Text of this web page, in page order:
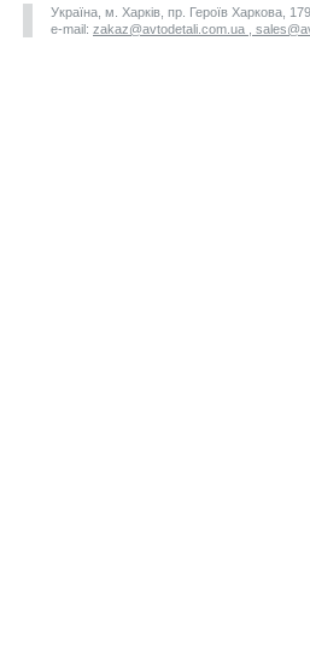
Україна, м. Харків, пр. Героїв Харкова,
e-mail: zakaz@avtodetali.com.ua ,